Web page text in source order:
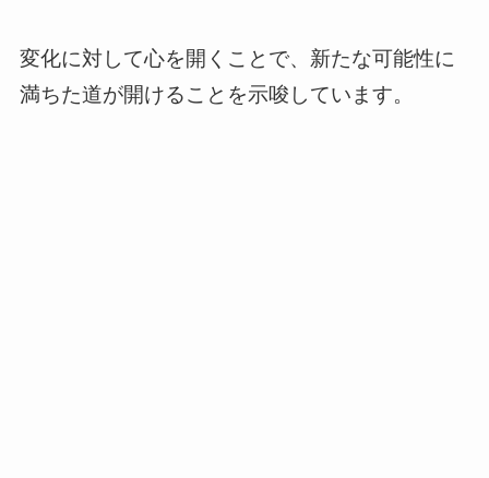
変化に対して心を開くことで、新たな可能性に
満ちた道が開けることを示唆しています。